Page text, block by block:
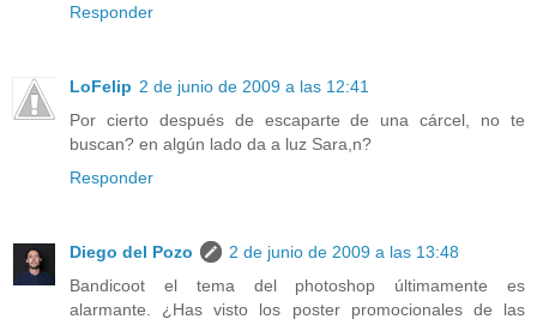
Responder
LoFelip 2 de junio de 2009 a las 12:41
Por cierto después de escaparte de una cárcel, no te
buscan? en algún lado da a luz Sara,n?
Responder
Diego del Pozo
2 de junio de 2009 a las 13:48
Bandicoot el tema del photoshop últimamente es
alarmante. ¿Has visto los poster promocionales de las